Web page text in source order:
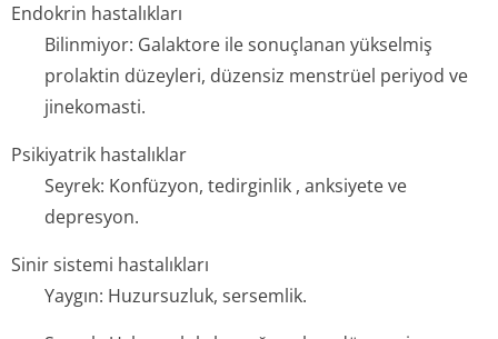
Endokrin hastalıkları
Bilinmiyor: Galaktore ile sonuçlanan yükselmiş
prolaktin düzeyleri, düzensiz menstrüel periyod ve
jinekomasti.
Psikiyatrik hastalıklar
Seyrek: Konfüzyon, tedirginlik , anksiyete ve
depresyon.
Sinir sistemi hastalıkları
Yaygın: Huzursuzluk, sersemlik.